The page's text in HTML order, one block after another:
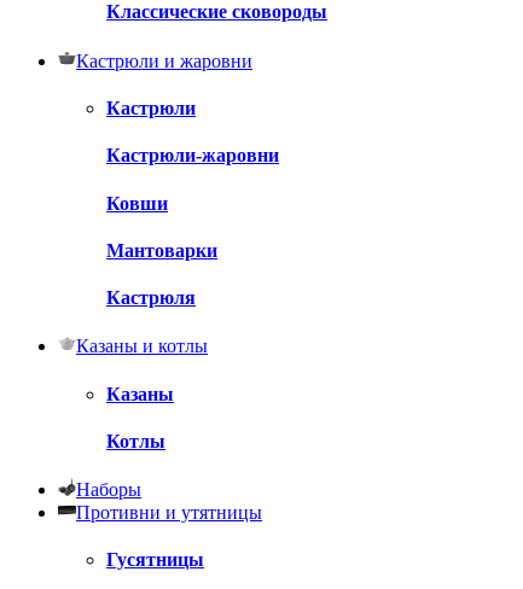
Классические сковороды
Кастрюли и жаровни
Кастрюли
Кастрюли-жаровни
Ковши
Мантоварки
Кастрюля
Казаны и котлы
Казаны
Котлы
Наборы
Противни и утятницы
Гусятницы